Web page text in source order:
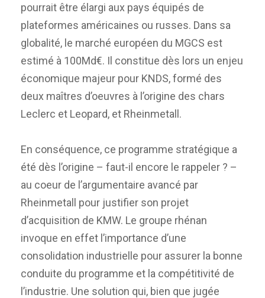
pourrait être élargi aux pays équipés de
plateformes américaines ou russes. Dans sa
globalité, le marché européen du MGCS est
estimé à 100Md€. Il constitue dès lors un enjeu
économique majeur pour KNDS, formé des
deux maîtres d’oeuvres à l’origine des chars
Leclerc et Leopard, et Rheinmetall.
En conséquence, ce programme stratégique a
été dès l’origine – faut-il encore le rappeler ? –
au coeur de l’argumentaire avancé par
Rheinmetall pour justifier son projet
d’acquisition de KMW. Le groupe rhénan
invoque en effet l’importance d’une
consolidation industrielle pour assurer la bonne
conduite du programme et la compétitivité de
l’industrie. Une solution qui, bien que jugée